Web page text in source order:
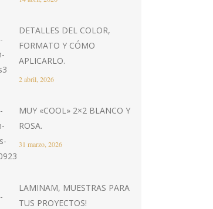
DETALLES DEL COLOR,
FORMATO Y CÓMO
APLICARLO.
2 abril, 2026
MUY «COOL» 2×2 BLANCO Y
ROSA.
31 marzo, 2026
LAMINAM, MUESTRAS PARA
TUS PROYECTOS!